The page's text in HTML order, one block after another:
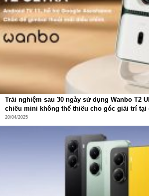
Trải nghiệm sau 30 ngày sử dụng Wanbo T2
chiếu mini không thể thiếu cho góc giải trí tại
20/04/2025